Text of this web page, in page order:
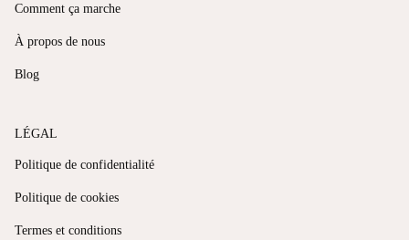
Comment ça marche
À propos de nous
Blog
LÉGAL
Politique de confidentialité
Politique de cookies
Termes et conditions